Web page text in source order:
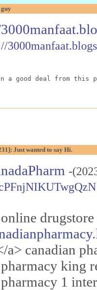
guy
a good deal from this
Just wanted to say Hi.
-
a> canadian
king
1